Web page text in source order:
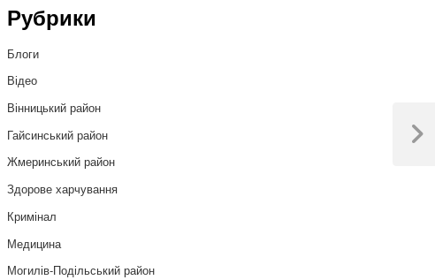
Next
Рубрики
Блоги
Відео
Вінницький район
Гайсинський район
Жмеринський район
Здорове харчування
Кримінал
Медицина
Могилів-Подільський район